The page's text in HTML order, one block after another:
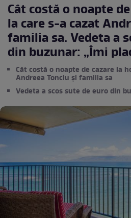
Cât costă o noapte
la care s-a cazat
familia sa. Vedeta a
din buzunar: „Îmi
Cât costă o noapte de cazare la
Andreea Tonciu și familia sa
Vedeta a scos sute de euro din